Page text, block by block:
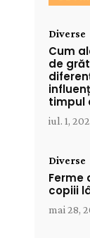
Diverse
Cum
de
timpul
iul. 1,
Diverse
Ferme
copiii
mai 28,